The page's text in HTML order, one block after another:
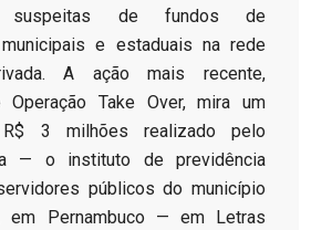
suspeitas de fundos de
e estaduais na rede
A ação mais recente,
Operação Take Over, mira um
3 milhões realizado pelo
— o instituto de previdência
públicos do município
em Pernambuco — em Letras